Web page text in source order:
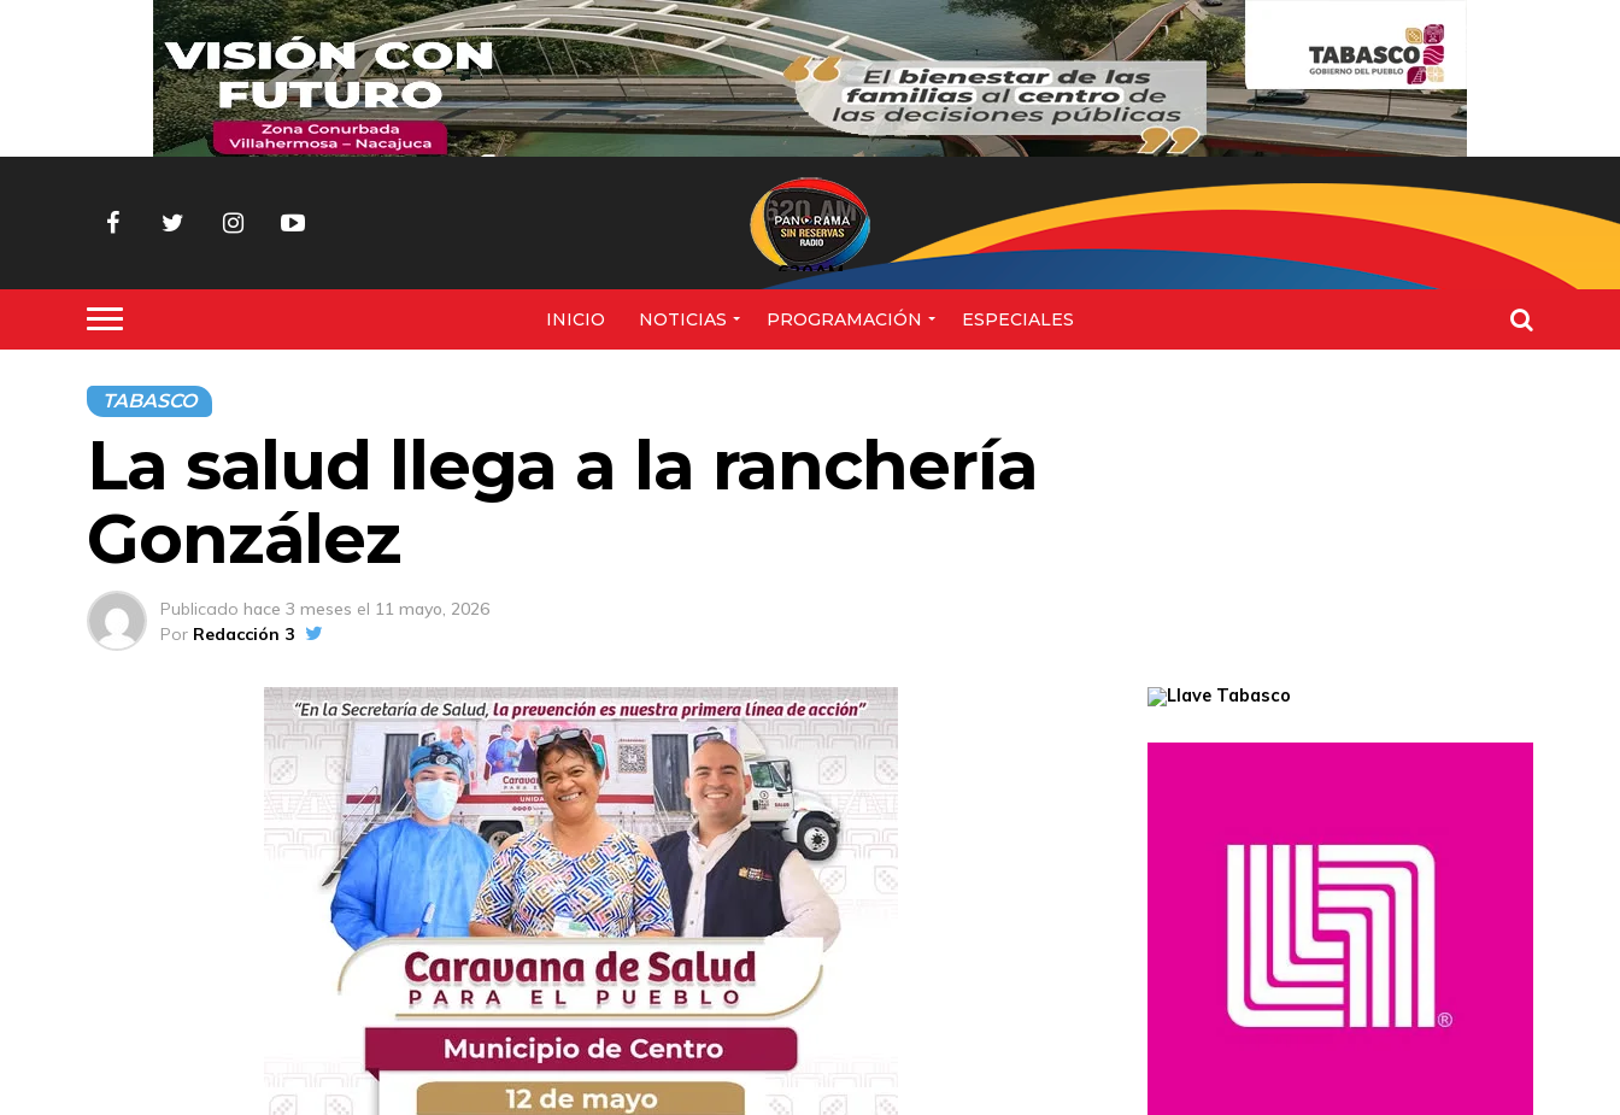
620AM
INICIO NOTICIAS PROGRAMACIÓN ESPECIALES
TABASCO
La salud llega a la ranchería
González
Publicado hace 3 meses el 11 mayo, 2026
Por Redacción 3